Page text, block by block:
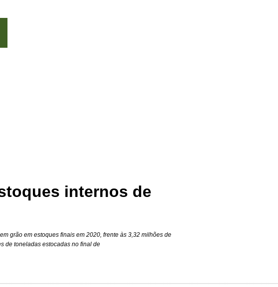
internos de
grão em estoques finais em 2020, frente às 3,32 milhões de
de toneladas estocadas no final de